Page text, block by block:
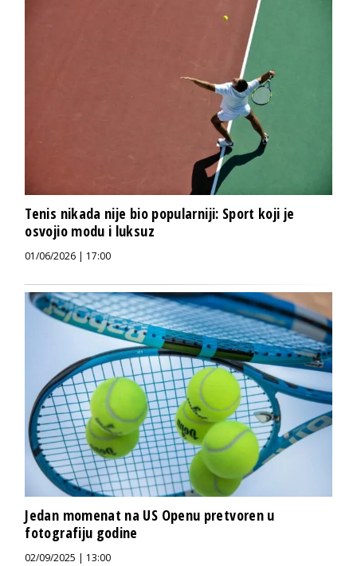
Tenis nikada nije bio popularniji: Sport koji je
osvojio modu i luksuz
01/06/2026 | 17:00
Jedan momenat na US Openu pretvoren u
fotografiju godine
02/09/2025 | 13:00